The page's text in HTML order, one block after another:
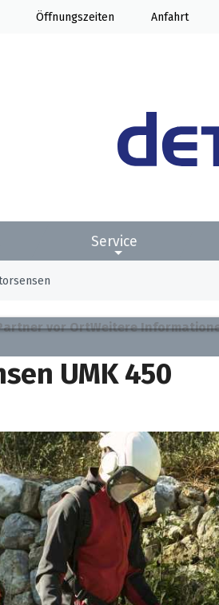
Öffnung Anfahrt
Service
vor OrtWeitere
UMK 450